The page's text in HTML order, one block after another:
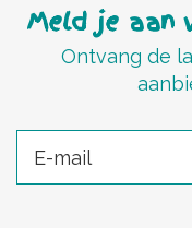
Meld je aan
Ontvang de